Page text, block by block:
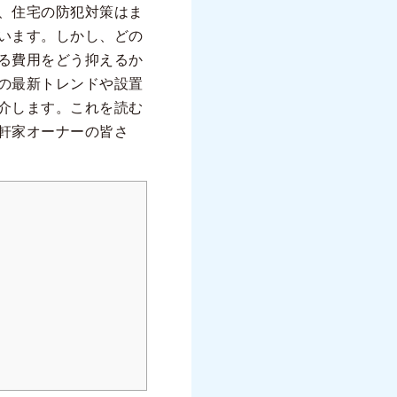
住宅の防犯対策はま
ます。しかし、どの
費用をどう抑えるか
最新トレンドや設置
します。これを読む
家オーナーの皆さ